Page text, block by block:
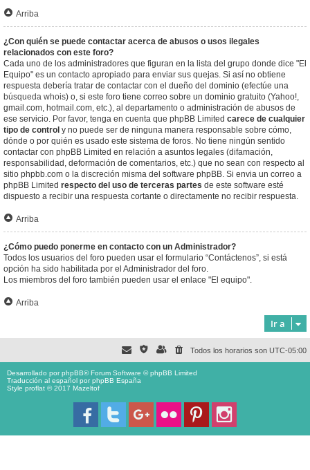
Arriba
¿Con quién se puede contactar acerca de abusos o usos ilegales
relacionados con este foro?
Cada uno de los administradores que figuran en la lista del grupo donde dice "El
Equipo" es un contacto apropiado para enviar sus quejas. Si así no obtiene
respuesta debería tratar de contactar con el dueño del dominio (efectúe una
búsqueda whois) o, si este foro tiene correo sobre un dominio gratuito (Yahoo!,
gmail.com, hotmail.com, etc.), al departamento o administración de abusos de
ese servicio. Por favor, tenga en cuenta que phpBB Limited carece de cualquier
tipo de control y no puede ser de ninguna manera responsable sobre cómo,
dónde o por quién es usado este sistema de foros. No tiene ningún sentido
contactar con phpBB Limited en relación a asuntos legales (difamación,
responsabilidad, deformación de comentarios, etc.) que no sean con respecto al
sitio phpbb.com o la discreción misma del software phpBB. Si envia un correo a
phpBB Limited respecto del uso de terceras partes de este software esté
dispuesto a recibir una respuesta cortante o directamente no recibir respuesta.
Arriba
¿Cómo puedo ponerme en contacto con un Administrador?
Todos los usuarios del foro pueden usar el formulario “Contáctenos”, si está
opción ha sido habilitada por el Administrador del foro.
Los miembros del foro también pueden usar el enlace "El equipo".
Arriba
Ir a
Todos los horarios son UTC-05:00
Desarrollado porphpBB® Forum Software © phpBB Limited
Traducción al español porphpBB España
Style proflat © 2017 Mazeltof